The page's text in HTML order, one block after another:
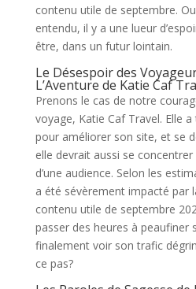
contenu utile de septembre.
entendu, il y a une lueur
être, dans un futur lointain.
Le Désespoir des
L’Aventure de Katie Caf
Prenons le cas de notre
voyage, Katie Caf Travel. Elle a
pour améliorer son site, et se
elle devrait aussi se
d’une audience. Selon les
a été sévèrement impacté par
contenu utile de septembre
passer des heures à peaufiner
finalement voir son trafic
ce pas?